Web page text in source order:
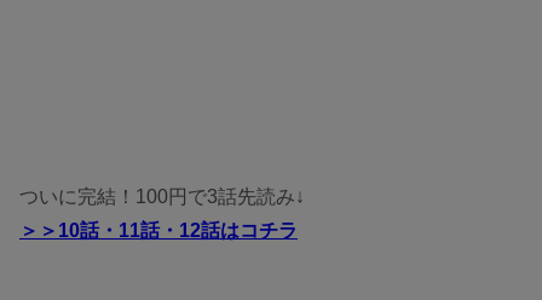
ついに完結！100円で3話先読み↓
＞＞10話・11話・12話はコチラ